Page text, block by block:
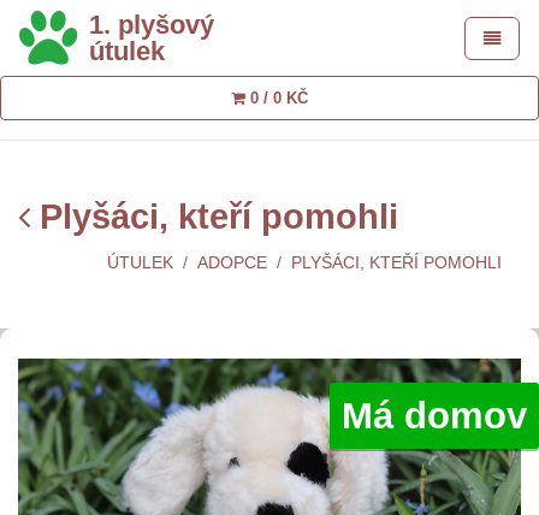
1. plyšový
útulek
Toggle
0 / 0 KČ
Plyšáci, kteří pomohli
ÚTULEK ADOPCE PLYŠÁCI, KTEŘÍ POMOHLI
Má domov